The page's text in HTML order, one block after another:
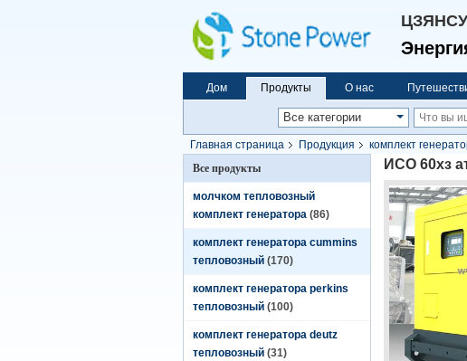
Дом Продукты О нас
Главная страница Продукция комплект
Кумминс
Все продукты
молчком тепловозный
комплект генератора (86)
комплект генератора cummins
тепловозный (170)
комплект генератора perkins
тепловозный (100)
комплект генератора deutz
тепловозный (31)
ИСО 60хз